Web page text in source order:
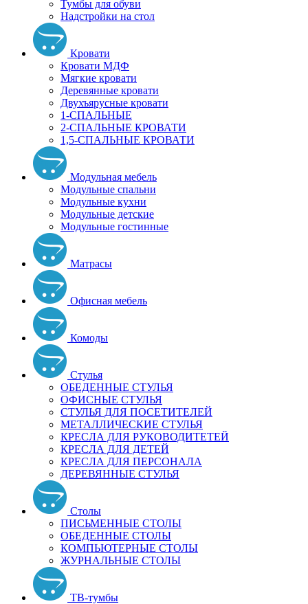
Тумбы для обуви
Надстройки на стол
Кровати
Кровати МДФ
Мягкие кровати
Деревянные кровати
Двухъярусные кровати
1-СПАЛЬНЫЕ
2-СПАЛЬНЫЕ КРОВАТИ
1,5-СПАЛЬНЫЕ КРОВАТИ
Модульная мебель
Модульные спальни
Модульные кухни
Модульные детские
Модульные гостинные
Матрасы
Офисная мебель
Комоды
Стулья
ОБЕДЕННЫЕ СТУЛЬЯ
ОФИСНЫЕ СТУЛЬЯ
СТУЛЬЯ ДЛЯ ПОСЕТИТЕЛЕЙ
МЕТАЛЛИЧЕСКИЕ СТУЛЬЯ
КРЕСЛА ДЛЯ РУКОВОДИТЕТЕЙ
КРЕСЛА ДЛЯ ДЕТЕЙ
КРЕСЛА ДЛЯ ПЕРСОНАЛА
ДЕРЕВЯННЫЕ СТУЛЬЯ
Столы
ПИСЬМЕННЫЕ СТОЛЫ
ОБЕДЕННЫЕ СТОЛЫ
КОМПЬЮТЕРНЫЕ СТОЛЫ
ЖУРНАЛЬНЫЕ СТОЛЫ
ТВ-тумбы